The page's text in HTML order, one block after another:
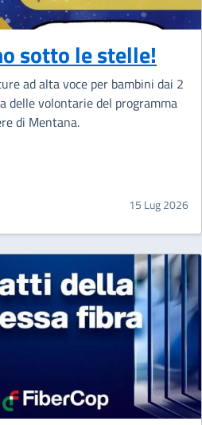
sotto le stelle!
ad alta voce per bambini dai 2
delle volontarie del programma
di Mentana.
15 Lug 2026